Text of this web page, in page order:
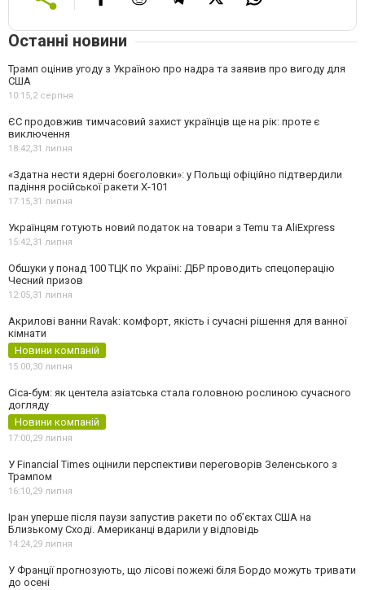
Останні новини
Трамп оцінив угоду з Україною про надра та заявив про вигоду для
США
10:15,2 серпня
ЄС продовжив тимчасовий захист українців ще на рік: проте є
виключення
18:42,31 липня
«Здатна нести ядерні боєголовки»: у Польщі офіційно підтвердили
падіння російської ракети Х-101
17:15,31 липня
Українцям готують новий податок на товари з Temu та AliExpress
15:42,31 липня
Обшуки у понад 100 ТЦК по Україні: ДБР проводить спецоперацію
Чесний призов
12:05,31 липня
Акрилові ванни Ravak: комфорт, якість і сучасні рішення для ванної
кімнати
Новини компаній
15:00,30 липня
Cica-бум: як центела азіатська стала головною рослиною сучасного
догляду
Новини компаній
17:00,29 липня
У Financial Times оцінили перспективи переговорів Зеленського з
Трампом
16:10,29 липня
Іран уперше після паузи запустив ракети по обʼєктах США на
Близькому Сході. Американці вдарили у відповідь
14:24,29 липня
У Франції прогнозують, що лісові пожежі біля Бордо можуть тривати
до осені